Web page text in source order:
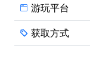
游玩平台
获取方式